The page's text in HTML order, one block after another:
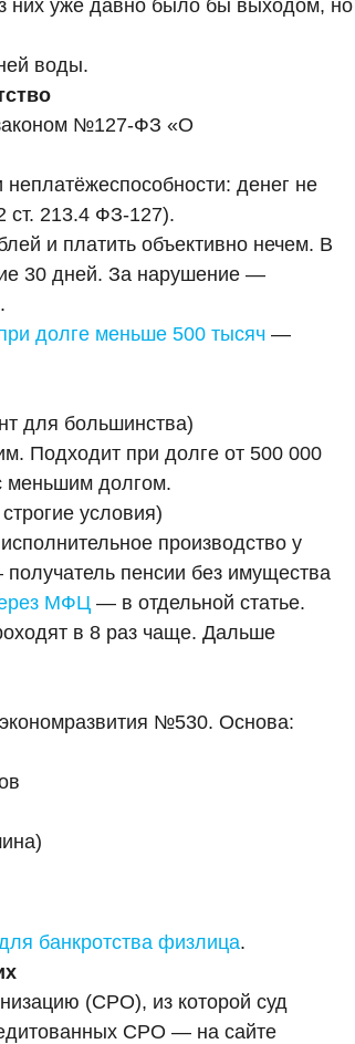
них уже давно было бы выходом, но
воды.
№127-ФЗ «О
денег не
ст. 213.4 ФЗ-127).
и платить объективно нечем. В
30 дней. За нарушение —
долге меньше 500 тысяч —
для большинства)
Подходит при долге от 500 000
меньшим долгом.
условия)
производство у
пенсии без имущества
МФЦ — в отдельной статье.
в 8 раз чаще. Дальше
№530. Основа:
банкротства физлица.
(СРО), из которой суд
СРО — на сайте